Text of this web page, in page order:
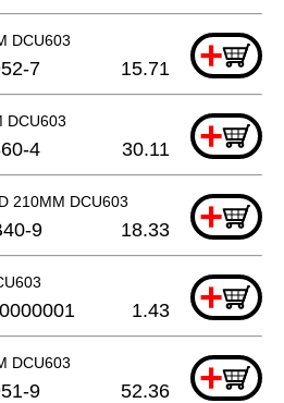
DCU603 +
7 15.71
DCU603 +
4 30.11
210MM DCU603 +
9 18.33
+
1.43
DCU603 +
9 52.36